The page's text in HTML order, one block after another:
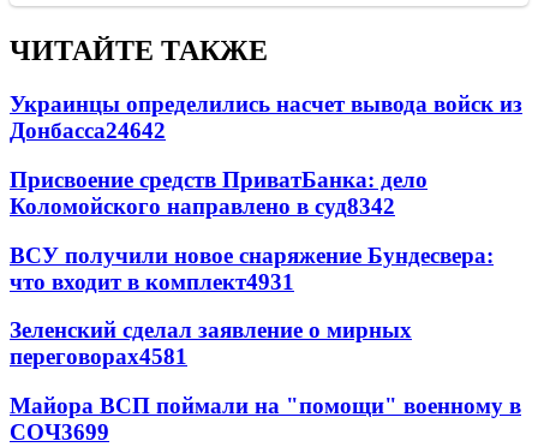
ЧИТАЙТЕ ТАКЖЕ
Украинцы определились насчет вывода войск из
Донбасса24642
Присвоение средств ПриватБанка: дело
Коломойского направлено в суд8342
ВСУ получили новое снаряжение Бундесвера:
что входит в комплект4931
Зеленский сделал заявление о мирных
переговорах4581
Майора ВСП поймали на "помощи" военному в
СОЧ3699